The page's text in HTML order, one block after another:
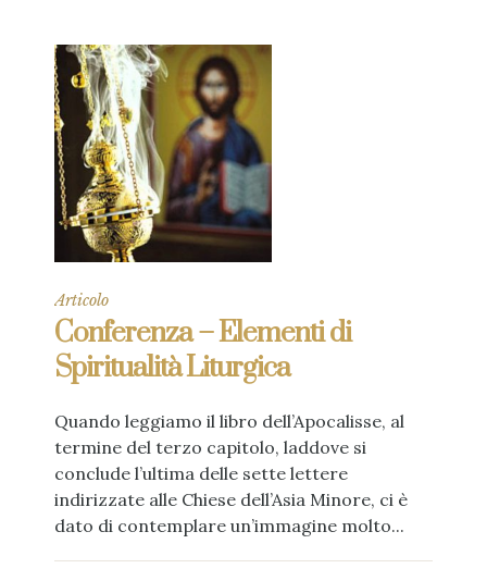
Articolo
Conferenza – Elementi di
Spiritualità Liturgica
Quando leggiamo il libro dell’Apocalisse, al
termine del terzo capitolo, laddove si
conclude l’ultima delle sette lettere
indirizzate alle Chiese dell’Asia Minore, ci è
dato di contemplare un’immagine molto...